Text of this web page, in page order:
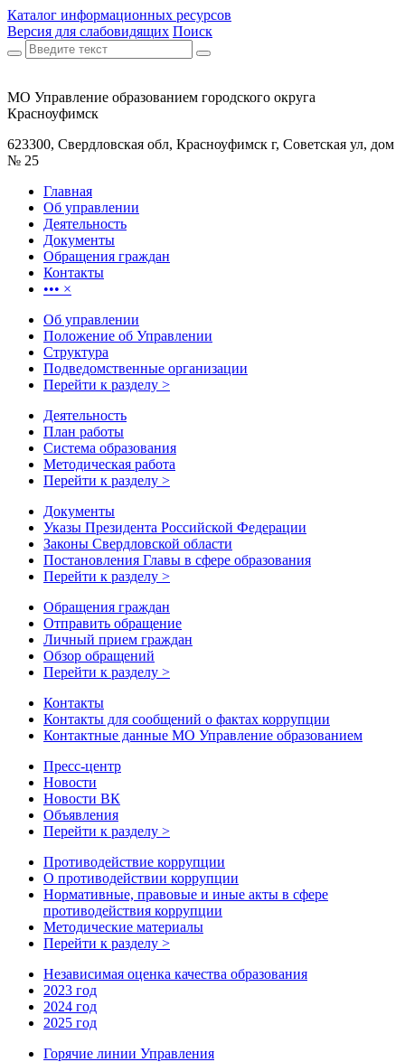
Каталог информационных ресурсов
Версия для слабовидящих Поиск
МО Управление образованием городского округа
Красноуфимск
623300, Свердловская обл, Красноуфимск г, Советская ул, дом
№ 25
Главная
Об управлении
Деятельность
Документы
Обращения граждан
Контакты
••• ×
Об управлении
Положение об Управлении
Структура
Подведомственные организации
Перейти к разделу >
Деятельность
План работы
Система образования
Методическая работа
Перейти к разделу >
Документы
Указы Президента Российской Федерации
Законы Свердловской области
Постановления Главы в сфере образования
Перейти к разделу >
Обращения граждан
Отправить обращение
Личный прием граждан
Обзор обращений
Перейти к разделу >
Контакты
Контакты для сообщений о фактах коррупции
Контактные данные МО Управление образованием
Пресс-центр
Новости
Новости ВК
Объявления
Перейти к разделу >
Противодействие коррупции
О противодействии коррупции
Нормативные, правовые и иные акты в сфере
противодействия коррупции
Методические материалы
Перейти к разделу >
Независимая оценка качества образования
2023 год
2024 год
2025 год
Горячие линии Управления